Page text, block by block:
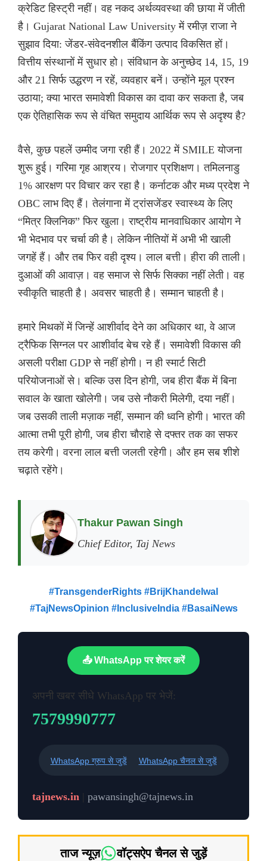
क्रेडिट हिस्ट्री नहीं। वह नकद अर्थव्यवस्था की छाया में जीती
है। Gujarat National Law University में रमीज़ राजा ने
सुझाव दिया: जेंडर-संवेदनशील बैंकिंग उत्पाद विकसित हों।
वित्तीय संस्थानों में सुधार हो। संविधान के अनुच्छेद 14, 15, 19
और 21 सिर्फ उद्धरण न रहें, व्यवहार बनें। उन्होंने मूल प्रश्न
उठाया; क्या भारत समावेशी विकास का दावा कर सकता है, जब
एक ऐतिहासिक रूप से वंचित समुदाय आर्थिक रूप से अदृश्य है?
वैसे, कुछ पहलें उम्मीद जगा रही हैं। 2022 में SMILE योजना
शुरू हुई। गरिमा गृह आश्रय। रोजगार प्रशिक्षण। तमिलनाडु
1% आरक्षण पर विचार कर रहा है। कर्नाटक और मध्य प्रदेश ने
OBC लाभ दिए हैं। तेलंगाना में ट्रांसजेंडर स्वास्थ्य के लिए
“मित्र क्लिनिक” फिर खुला। राष्ट्रीय मानवाधिकार आयोग ने
भी भेदभाव पर चर्चा की है। लेकिन नीतियों में अभी भी खाली
जगहें हैं। और तब फिर वही दृश्य। लाल बत्ती। हीरा की ताली।
दुआओं की आवाज़। वह समाज से सिर्फ सिक्का नहीं लेती। वह
स्वीकृति चाहती है। अवसर चाहती है। सम्मान चाहती है।
हमारे मिथकों में जिन्हें आशीर्वाद देने का अधिकार था, वे आज
ट्रैफिक सिग्नल पर आशीर्वाद बेच रहे हैं। समावेशी विकास की
असली परीक्षा GDP से नहीं होगी। न ही स्मार्ट सिटी
परियोजनाओं से। बल्कि उस दिन होगी, जब हीरा बैंक में बिना
सवाल के खाता खोलेगी। जब उसे नौकरी मिलेगी, दया नहीं।
जब उसकी ताली मज़ाक नहीं, सम्मान की ध्वनि होगी। भारत की
आत्मा तभी पूरी होगी, जब हीरा चौराहे से दफ्तर तक का सफर
तय करेगी। वरना लाल बत्ती जलती रहेगी। और हम सब शीशे
चढ़ाते रहेंगे।
Thakur Pawan Singh
Chief Editor, Taj News
#TransgenderRights #BrijKhandelwal
#TajNewsOpinion #InclusiveIndia #BasaiNews
📤 WhatsApp पर शेयर करें
अपनी खबर सीधे WhatsApp पर भेजें:
7579990777
WhatsApp ग्रुप से जुड़ें WhatsApp चैनल से जुड़ें
tajnews.in pawansingh@tajnews.in
ताज न्यूज़ वॉट्सऐप चैनल से जुड़ें